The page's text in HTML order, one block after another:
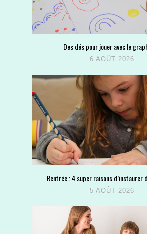
Des dés pour jouer avec le
6 AOÛT 2026
Rentrée : 4 super raisons d’instaurer
5 AOÛT 2026